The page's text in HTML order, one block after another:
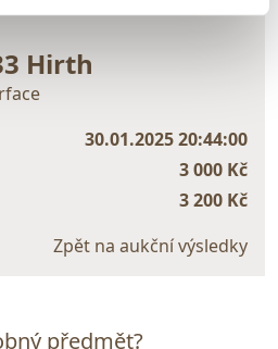
Hirth
30.01.2025 20:44:00
3 000 Kč
3 200 Kč
Zpět na aukční výsledky
předmět?